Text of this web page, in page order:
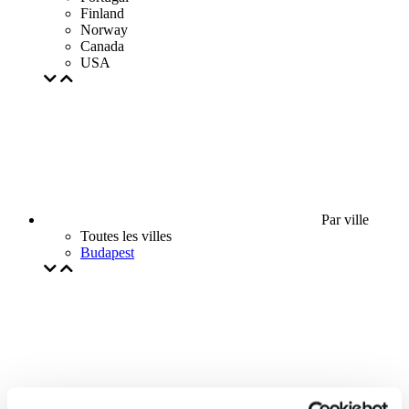
Finland
Norway
Canada
USA
Par ville
Toutes les villes
Budapest